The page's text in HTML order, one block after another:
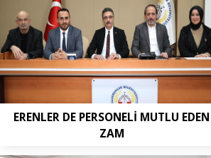
ERENLER DE PERSONELİ MUTLU EDEN
ZAM